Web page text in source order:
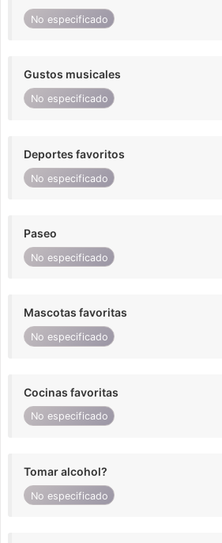
No especificado
Gustos musicales
No especificado
Deportes favoritos
No especificado
Paseo
No especificado
Mascotas favoritas
No especificado
Cocinas favoritas
No especificado
Tomar alcohol?
No especificado